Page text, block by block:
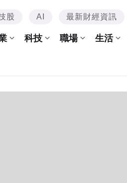
股 AI 最新財經資訊
科技 職場 生活